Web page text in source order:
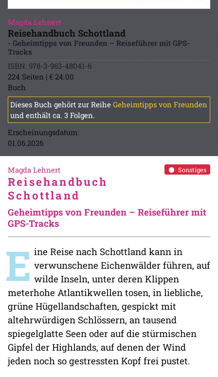
Magda Lehnert
Reisehandbuch Schottland
- Geheimtipps von Freunden – Reiseführer mit GPS-
Tracks
ISBN: 978-3-963-48041-6
224 Seiten | € 24.00
Buch
Dieses Buch gehört zur Reihe Geheimtipps von Freunden
und enthält ca. 3 Folgen.
Erscheinungsdatum:
01.06.2026
Sonstiges
Magda Lehnert
Reisehandbuch
Schottland
Geheimtipps von Freunden – Reiseführer mit
GPS-Tracks
E ine Reise nach Schottland kann in
verwunschene Eichenwälder führen, auf
wilde Inseln, unter deren Klippen
meterhohe Atlantikwellen tosen, in liebliche,
grüne Hügellandschaften, gespickt mit
altehrwürdigen Schlössern, an tausend
spiegelglatte Seen oder auf die stürmischen
Gipfel der Highlands, auf denen der Wind
jeden noch so gestressten Kopf frei pustet.